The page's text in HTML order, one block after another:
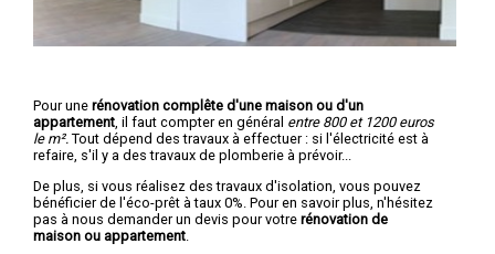
Pour une rénovation complête d'une maison ou d'un
appartement , il faut compter en général entre 800 et 1200 euros
le m². Tout dépend des travaux à effectuer : si l'électricité est à
refaire, s'il y a des travaux de plomberie à prévoir...
De plus, si vous réalisez des travaux d'isolation, vous pouvez
bénéficier de l'éco-prêt à taux 0%. Pour en savoir plus, n'hésitez
pas à nous demander un devis pour votre rénovation de
maison ou appartement